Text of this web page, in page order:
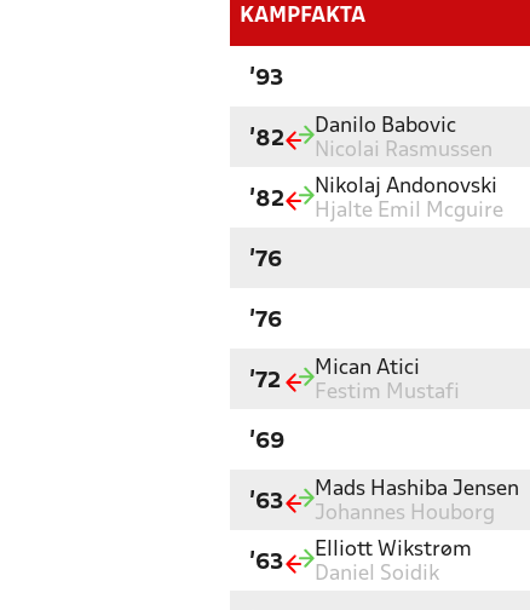
KAMPFAKTA
'93
'82
Danilo Babovic
Nicolai Rasmussen
'82
Nikolaj Andonovski
Hjalte Emil Mcguire
'76
'76
'72
Mican Atici
Festim Mustafi
'69
'63
Mads Hashiba Jensen
Johannes Houborg
'63
Elliott Wikstrøm
Daniel Soidik